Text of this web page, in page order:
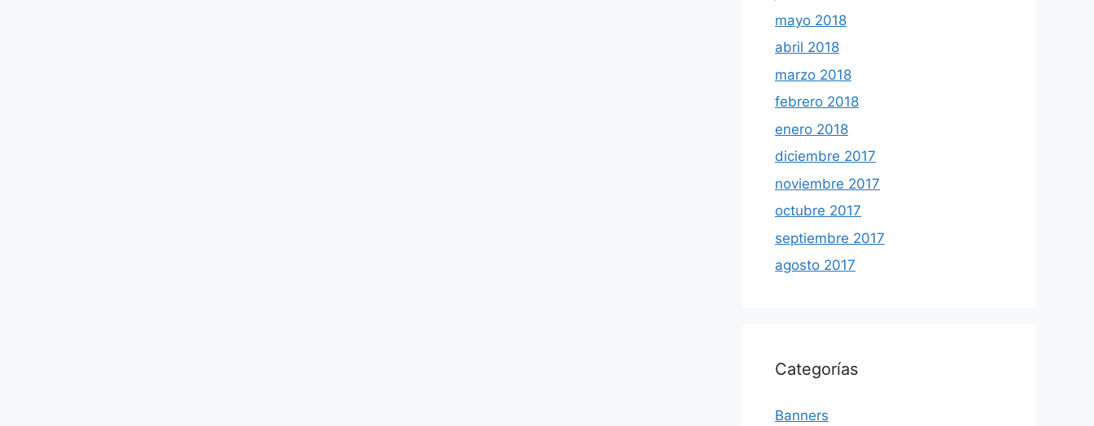
mayo 2018
abril 2018
marzo 2018
febrero 2018
enero 2018
diciembre 2017
noviembre 2017
octubre 2017
septiembre 2017
agosto 2017
Categorías
Banners